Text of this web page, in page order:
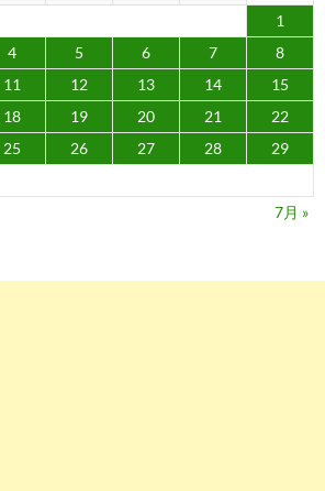
1
4 5 6 7
8
11 12 13 14
15
18 19 20 21
22
25 26 27 28
29
7月 »